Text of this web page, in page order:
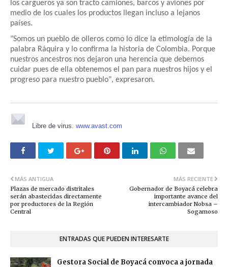
los cargueros ya son tracto camiones, barcos y aviones por
medio de los cuales los productos llegan incluso a lejanos
países.
"Somos un pueblo de olleros como lo dice la etimología de la
palabra Ráquira y lo confirma la historia de Colombia. Porque
nuestros ancestros nos dejaron una herencia que debemos
cuidar pues de ella obtenemos el pan para nuestros hijos y el
progreso para nuestro pueblo", expresaron.
Libre de virus. www.avast.com
MÁS RECIENTE
Gobernador de Boyacá celebra
importante avance del
intercambiador Nobsa –
Sogamoso
MÁS ANTIGUA
Plazas de mercado distritales
serán abastecidas directamente
por productores de la Región
Central
ENTRADAS QUE PUEDEN INTERESARTE
Gestora Social de Boyacá convoca a jornada